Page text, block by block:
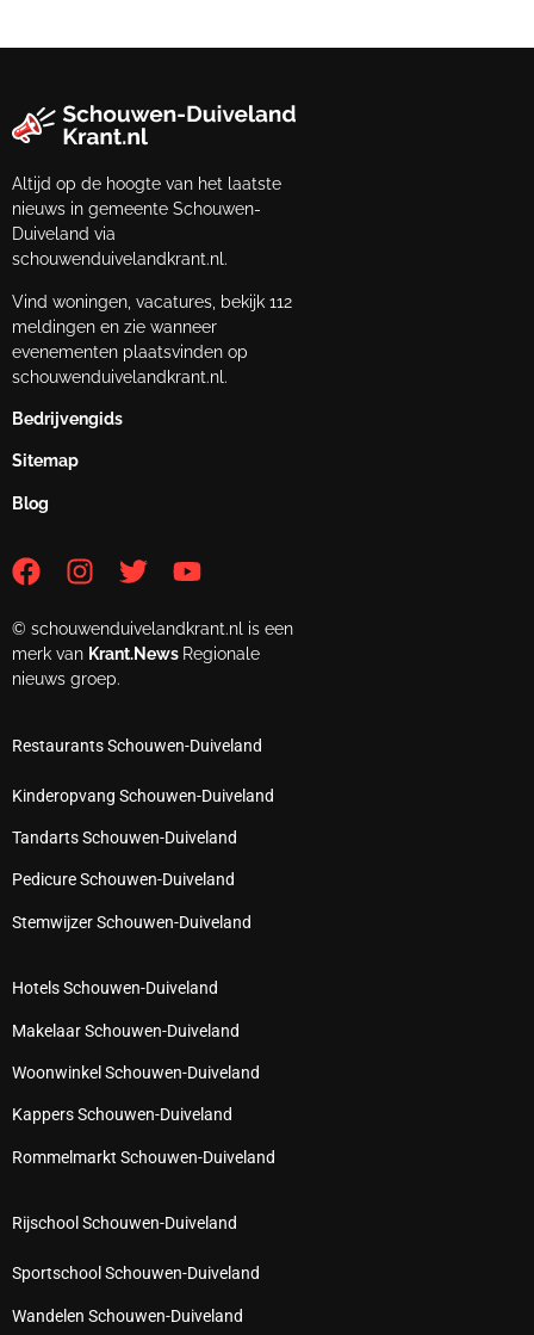
Altijd op de hoogte van het laatste
nieuws in gemeente Schouwen-
Duiveland via
schouwenduivelandkrant.nl.
Vind woningen, vacatures, bekijk 112
meldingen en zie wanneer
evenementen plaatsvinden op
schouwenduivelandkrant.nl.
Bedrijvengids
Sitemap
Blog
© schouwenduivelandkrant.nl is een
merk van Krant.News Regionale
nieuws groep.
Restaurants Schouwen-Duiveland
Kinderopvang Schouwen-Duiveland
Tandarts Schouwen-Duiveland
Pedicure Schouwen-Duiveland
Stemwijzer Schouwen-Duiveland
Hotels Schouwen-Duiveland
Makelaar Schouwen-Duiveland
Woonwinkel Schouwen-Duiveland
Kappers Schouwen-Duiveland
Rommelmarkt Schouwen-Duiveland
Rijschool Schouwen-Duiveland
Sportschool Schouwen-Duiveland
Wandelen Schouwen-Duiveland